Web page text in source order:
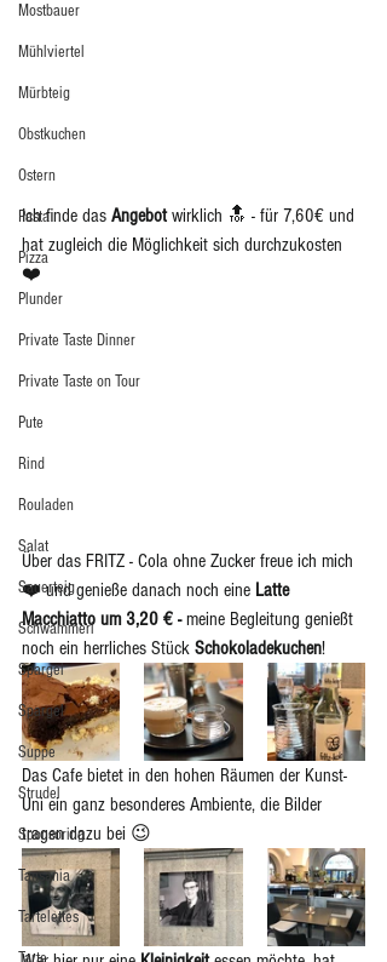
Mostbauer
Mühlviertel
Mürbteig
Obstkuchen
Ostern
Pasta
Pizza
Plunder
Private Taste Dinner
Private Taste on Tour
Pute
Rind
Rouladen
Salat
Sauerteig
Schwammerl
Spargel
Spargel
Suppe
Strudel
Sponsoring
Tansania
Tartelettes
Tarte
Ich finde das Angebot wirklich 🔝 - für 7,60€ und
hat zugleich die Möglichkeit sich durchzukosten
❤️
Über das FRITZ - Cola ohne Zucker freue ich mich
❤️ und genieße danach noch eine Latte
Macchiatto um 3,20 € - meine Begleitung genießt
noch ein herrliches Stück Schokoladekuchen!
Das Cafe bietet in den hohen Räumen der Kunst-
Uni ein ganz besonderes Ambiente, die Bilder
tragen dazu bei 😉